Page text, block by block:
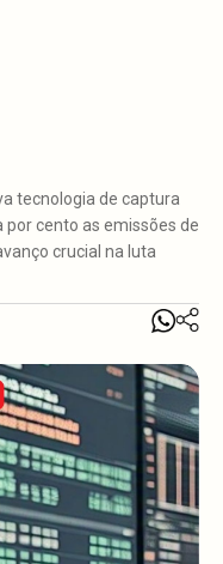
tecnologia de captura
cento as emissões de
crucial na luta